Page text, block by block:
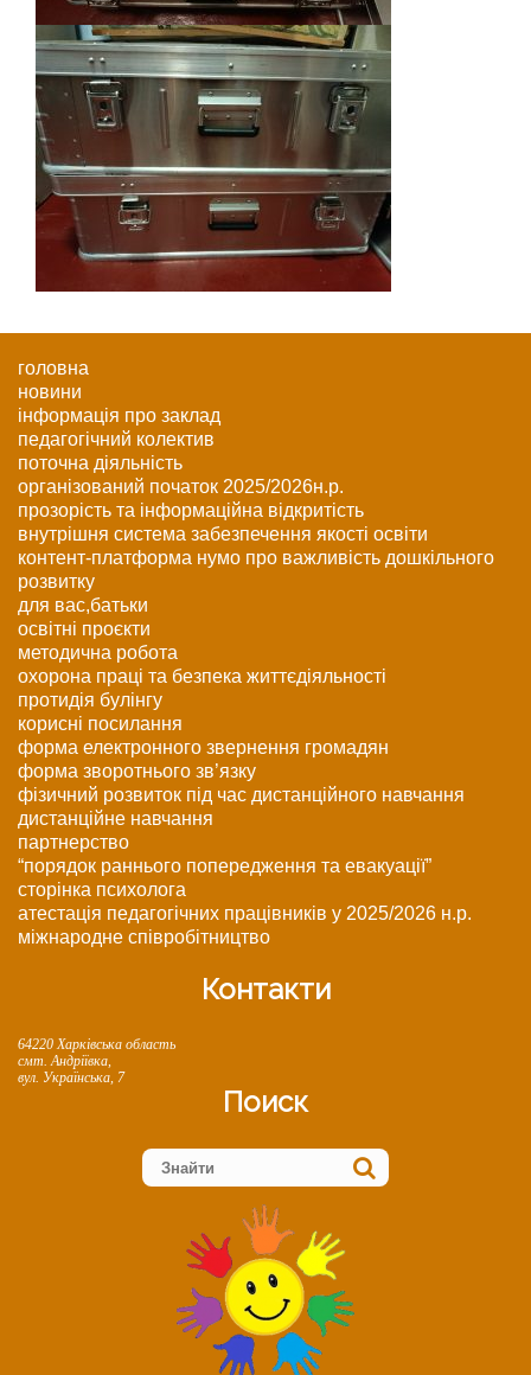
головна
новини
інформація про заклад
педагогічний колектив
поточна діяльність
організований початок 2025/2026н.р.
прозорість та інформаційна відкритість
внутрішня система забезпечення якості освіти
контент-платформа нумо про важливість дошкільного
розвитку
для вас,батьки
освітні проєкти
методична робота
охорона праці та безпека життєдіяльності
протидія булінгу
корисні посилання
форма електронного звернення громадян
форма зворотнього зв’язку
фізичний розвиток під час дистанційного навчання
дистанційне навчання
партнерство
“порядок раннього попередження та евакуації”
сторінка психолога
атестація педагогічних працівників у 2025/2026 н.р.
міжнародне співробітництво
Контакти
64220 Харківська область
смт. Андріївка,
вул. Українська, 7
Поиск